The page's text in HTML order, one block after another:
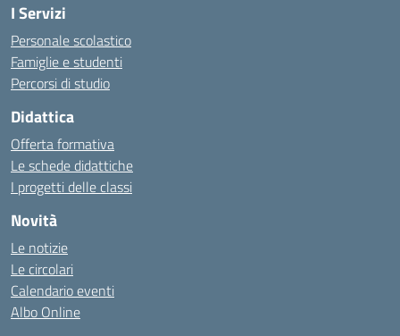
I Servizi
Personale scolastico
Famiglie e studenti
Percorsi di studio
Didattica
Offerta formativa
Le schede didattiche
I progetti delle classi
Novità
Le notizie
Le circolari
Calendario eventi
Albo Online